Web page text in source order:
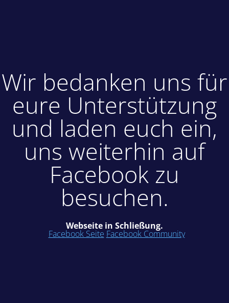
Wir bedanken uns für
eure Unterstützung
und laden euch ein,
uns weiterhin auf
Facebook zu
besuchen.
Webseite in Schließung.
Facebook Seite Facebook Community